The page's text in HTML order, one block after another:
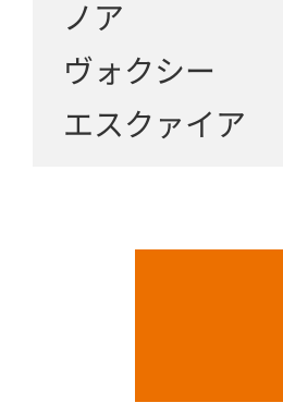
ノア
ヴォクシー
エスクァイア